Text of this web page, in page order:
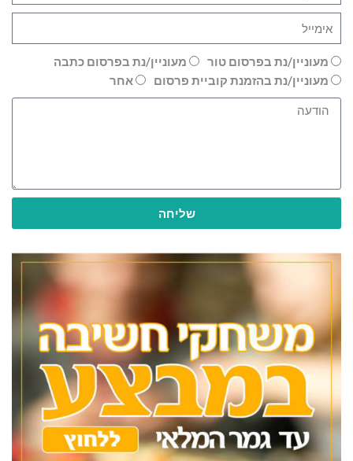
מעוניין/נת בפרסום טור
מעוניין/נת בפרסום כתבה
מעוניין/נת בהזמנת קוביית פרסום
אחר
שליחה